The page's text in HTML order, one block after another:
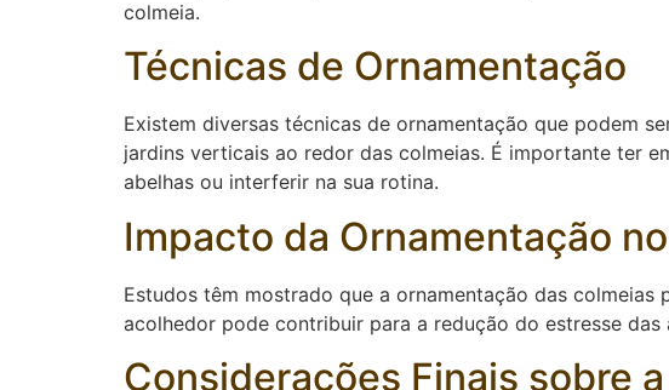
colmeia.
Técnicas de Ornamentação
Existem diversas técnicas de ornamentação que podem
jardins verticais ao redor das colmeias. É importante ter
abelhas ou interferir na sua rotina.
Impacto da Ornamentação
Estudos têm mostrado que a ornamentação das
acolhedor pode contribuir para a redução do estresse
Considerações Finais sobre